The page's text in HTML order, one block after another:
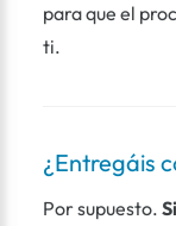
para que el
ti.
¿Entregáis
Por supuesto.